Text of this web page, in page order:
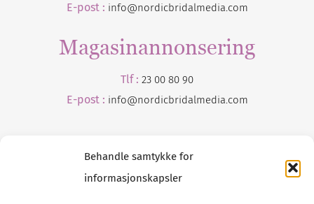
Behandle samtykke for
informasjonskapsler
E-post : info@nordicbridalmedia.com
Magasinannonsering
Tlf : 23 00 80 90
E-post : info@nordicbridalmedia.com